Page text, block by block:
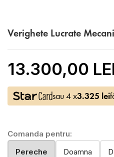
Verighete Lucrate
13.300,00
sau 4 x3.325 lei
Comanda pentru:
Pereche
Doamna